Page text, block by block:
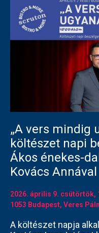
„A vers mindig
költészet napi
Ákos énekes-
Kovács Annával
2026. április 9. csütörtök,
1053 Budapest, Veres
A költészet napja